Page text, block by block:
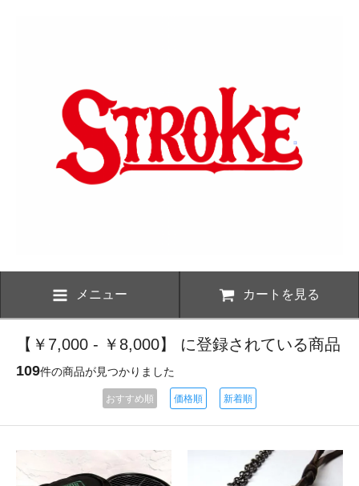
メニュー カートを見る
【￥7,000 - ￥8,000】 に登録されている商品
109件の商品が見つかりました
おすすめ順 価格順 新着順